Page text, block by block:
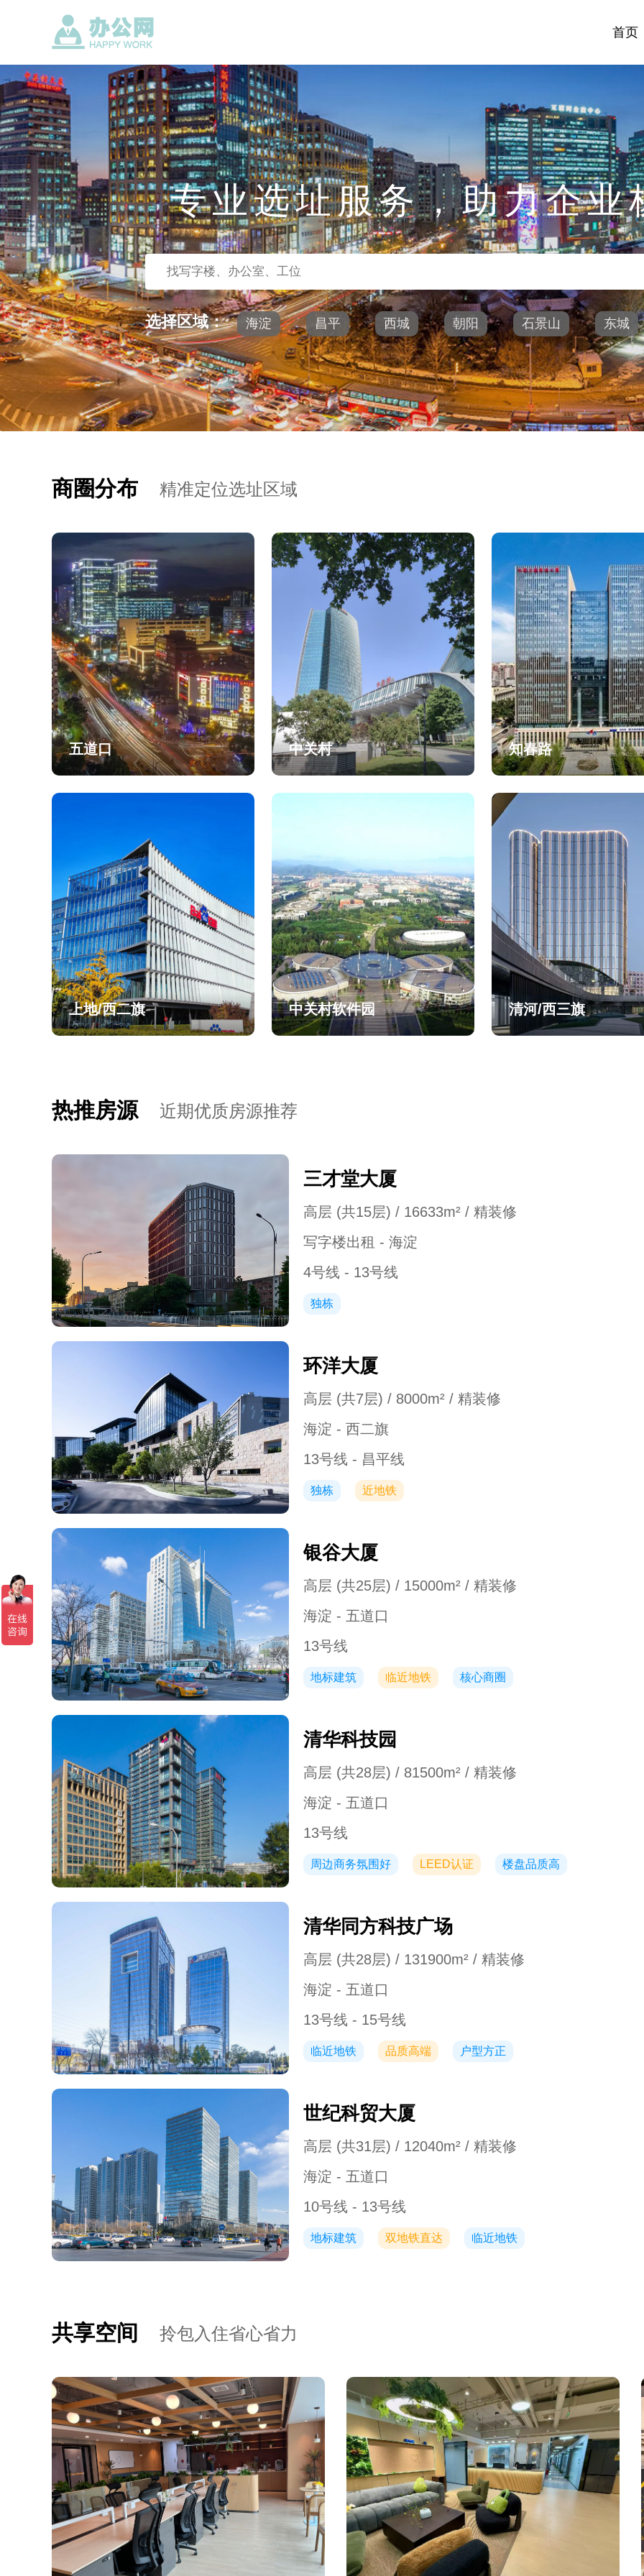
首页
专业选址服务，助力企业
选择区域： 海淀 昌平 西城 朝阳 石景山 东城
商圈分布 精准定位选址区域
五道口 中关村 知春路
上地/西二旗 中关村软件园 清河/西三旗
热推房源 近期优质房源推荐
三才堂大厦
高层 (共15层) / 16633m² / 精装修
写字楼出租 - 海淀
4号线 - 13号线
独栋
环洋大厦
高层 (共7层) / 8000m² / 精装修
海淀 - 西二旗
13号线 - 昌平线
独栋 近地铁
银谷大厦
高层 (共25层) / 15000m² / 精装修
海淀 - 五道口
13号线
地标建筑 临近地铁 核心商圈
清华科技园
高层 (共28层) / 81500m² / 精装修
海淀 - 五道口
13号线
周边商务氛围好 LEED认证 楼盘品质高
清华同方科技广场
高层 (共28层) / 131900m² / 精装修
海淀 - 五道口
13号线 - 15号线
临近地铁 品质高端 户型方正
世纪科贸大厦
高层 (共31层) / 12040m² / 精装修
海淀 - 五道口
10号线 - 13号线
地标建筑 双地铁直达 临近地铁
共享空间 拎包入住省心省力